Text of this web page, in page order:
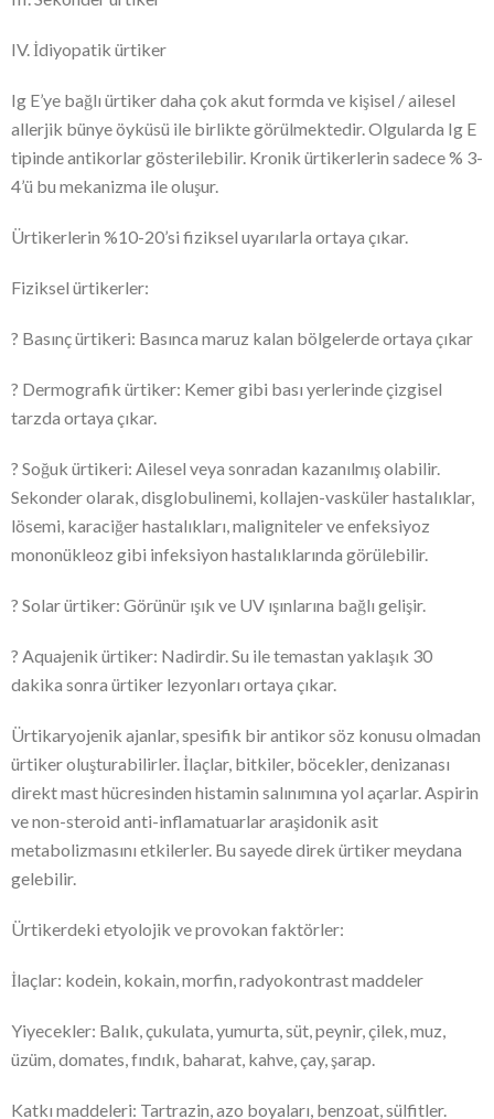
IV. İdiyopatik ürtiker
Ig E’ye bağlı ürtiker daha çok akut formda ve kişisel / ailesel
allerjik bünye öyküsü ile birlikte görülmektedir. Olgularda Ig E
tipinde antikorlar gösterilebilir. Kronik ürtikerlerin sadece % 3-
4’ü bu mekanizma ile oluşur.
Ürtikerlerin %10-20’si fiziksel uyarılarla ortaya çıkar.
Fiziksel ürtikerler:
? Basınç ürtikeri: Basınca maruz kalan bölgelerde ortaya çıkar
? Dermografik ürtiker: Kemer gibi bası yerlerinde çizgisel
tarzda ortaya çıkar.
? Soğuk ürtikeri: Ailesel veya sonradan kazanılmış olabilir.
Sekonder olarak, disglobulinemi, kollajen-vasküler hastalıklar,
lösemi, karaciğer hastalıkları, maligniteler ve enfeksiyoz
mononükleoz gibi infeksiyon hastalıklarında görülebilir.
? Solar ürtiker: Görünür ışık ve UV ışınlarına bağlı gelişir.
? Aquajenik ürtiker: Nadirdir. Su ile temastan yaklaşık 30
dakika sonra ürtiker lezyonları ortaya çıkar.
Ürtikaryojenik ajanlar, spesifik bir antikor söz konusu olmadan
ürtiker oluşturabilirler. İlaçlar, bitkiler, böcekler, denizanası
direkt mast hücresinden histamin salınımına yol açarlar. Aspirin
ve non-steroid anti-inflamatuarlar araşidonik asit
metabolizmasını etkilerler. Bu sayede direk ürtiker meydana
gelebilir.
Ürtikerdeki etyolojik ve provokan faktörler:
İlaçlar: kodein, kokain, morfin, radyokontrast maddeler
Yiyecekler: Balık, çukulata, yumurta, süt, peynir, çilek, muz,
üzüm, domates, fındık, baharat, kahve, çay, şarap.
Katkı maddeleri: Tartrazin, azo boyaları, benzoat, sülfitler.